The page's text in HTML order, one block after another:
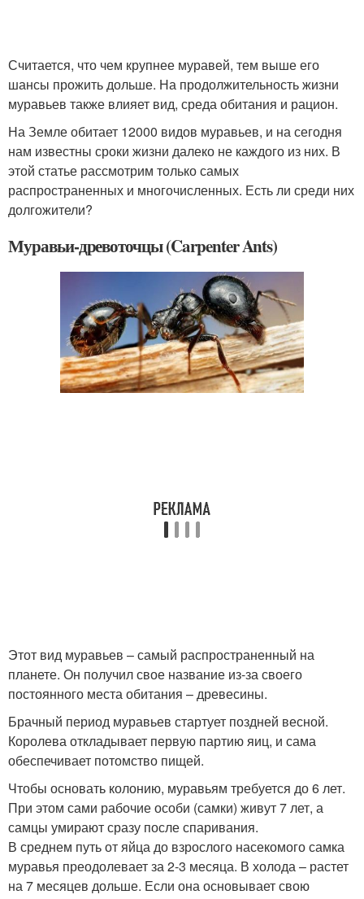
Считается, что чем крупнее муравей, тем выше его
шансы прожить дольше. На продолжительность жизни
муравьев также влияет вид, среда обитания и рацион.
На Земле обитает 12000 видов муравьев, и на сегодня
нам известны сроки жизни далеко не каждого из них. В
этой статье рассмотрим только самых
распространенных и многочисленных. Есть ли среди них
долгожители?
Муравьи-древоточцы (Carpenter Ants)
Этот вид муравьев – самый распространенный на
планете. Он получил свое название из-за своего
постоянного места обитания – древесины.
Брачный период муравьев стартует поздней весной.
Королева откладывает первую партию яиц, и сама
обеспечивает потомство пищей.
Чтобы основать колонию, муравьям требуется до 6 лет.
При этом сами рабочие особи (самки) живут 7 лет, а
самцы умирают сразу после спаривания.
В среднем путь от яйца до взрослого насекомого самка
муравья преодолевает за 2-3 месяца. В холода – растет
на 7 месяцев дольше. Если она основывает свою